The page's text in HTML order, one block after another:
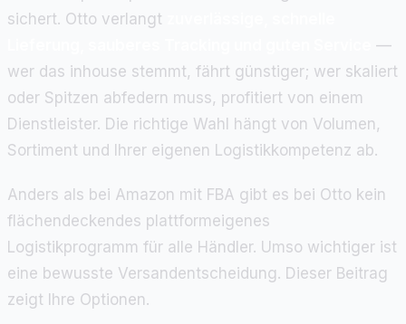
sichert. Otto verlangt
—
wer das inhouse stemmt, fährt günstiger; wer skaliert
oder Spitzen abfedern muss, profitiert von einem
Dienstleister. Die richtige Wahl hängt von Volumen,
Sortiment und Ihrer eigenen Logistikkompetenz ab.
Anders als bei Amazon mit FBA gibt es bei Otto kein
flächendeckendes plattformeigenes
Logistikprogramm für alle Händler. Umso wichtiger ist
eine bewusste Versandentscheidung. Dieser Beitrag
zeigt Ihre Optionen.